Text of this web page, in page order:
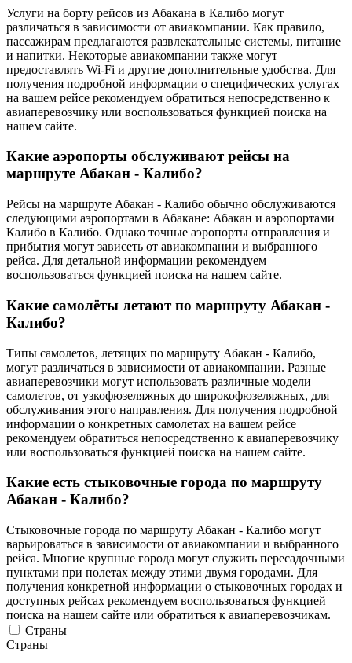
Услуги на борту рейсов из Абакана в Калибо могут
различаться в зависимости от авиакомпании. Как правило,
пассажирам предлагаются развлекательные системы, питание
и напитки. Некоторые авиакомпании также могут
предоставлять Wi-Fi и другие дополнительные удобства. Для
получения подробной информации о специфических услугах
на вашем рейсе рекомендуем обратиться непосредственно к
авиаперевозчику или воспользоваться функцией поиска на
нашем сайте.
Какие аэропорты обслуживают рейсы на
маршруте Абакан - Калибо?
Рейсы на маршруте Абакан - Калибо обычно обслуживаются
следующими аэропортами в Абакане: Абакан и аэропортами
Калибо в Калибо. Однако точные аэропорты отправления и
прибытия могут зависеть от авиакомпании и выбранного
рейса. Для детальной информации рекомендуем
воспользоваться функцией поиска на нашем сайте.
Какие самолёты летают по маршруту Абакан -
Калибо?
Типы самолетов, летящих по маршруту Абакан - Калибо,
могут различаться в зависимости от авиакомпании. Разные
авиаперевозчики могут использовать различные модели
самолетов, от узкофюзеляжных до широкофюзеляжных, для
обслуживания этого направления. Для получения подробной
информации о конкретных самолетах на вашем рейсе
рекомендуем обратиться непосредственно к авиаперевозчику
или воспользоваться функцией поиска на нашем сайте.
Какие есть стыковочные города по маршруту
Абакан - Калибо?
Стыковочные города по маршруту Абакан - Калибо могут
варьироваться в зависимости от авиакомпании и выбранного
рейса. Многие крупные города могут служить пересадочными
пунктами при полетах между этими двумя городами. Для
получения конкретной информации о стыковочных городах и
доступных рейсах рекомендуем воспользоваться функцией
поиска на нашем сайте или обратиться к авиаперевозчикам.
Страны
Страны